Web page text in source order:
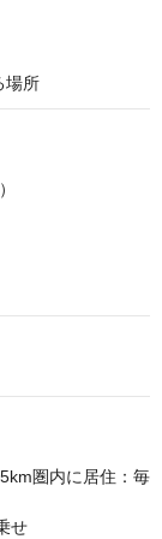
場所
圏内に居住：毎
せ